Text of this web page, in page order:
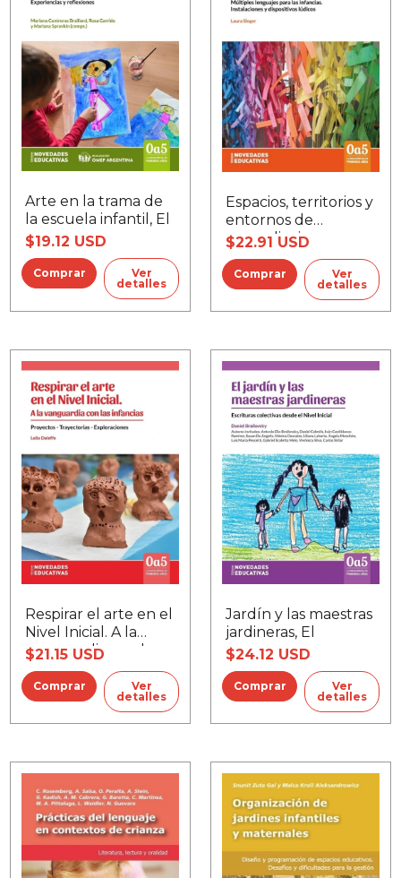
Arte en la trama de
la escuela infantil, El
$19.12 USD
Ver
detalles
Espacios, territorios y
entornos de
aprendizaje
$22.91 USD
Ver
detalles
Respirar el arte en el
Nivel Inicial. A la
vanguardia con las
infancias
$21.15 USD
Ver
detalles
Jardín y las maestras
jardineras, El
$24.12 USD
Ver
detalles